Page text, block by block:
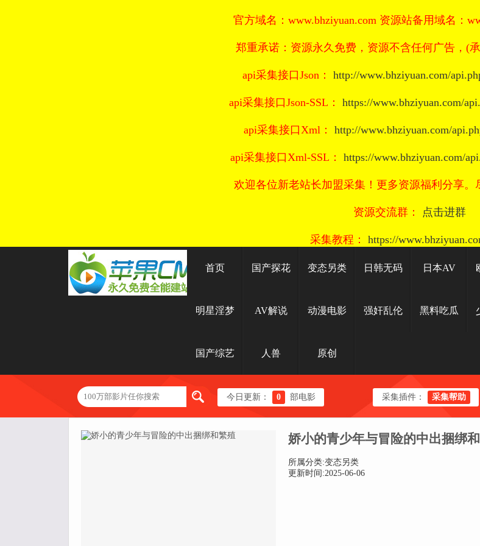
官方域名：www.bhziyuan.com 资源站备用域名：
郑重承诺：资源永久免费，资源不含任何广告，(
api采集接口Json： http://www.bhziyuan.com/
api采集接口Json-SSL： https://www.bhziyuan.com/
api采集接口Xml： http://www.bhziyuan.com/
api采集接口Xml-SSL： https://www.bhziyuan.com/
欢迎各位新老站长加盟采集！更多资源福利分享。
资源交流群： 点击进群
采集教程： https://
首页 国产探花 变态另类 日韩无码 日本AV
明星淫梦 AV解说 动漫电影 强奸乱伦 黑料吃瓜
国产综艺 人兽 原创
今日更新： 0 部电影 采集插件： 采集帮助
娇小的青少年与冒险的中出捆绑
所属分类:变态另类
更新时间:2025-06-06